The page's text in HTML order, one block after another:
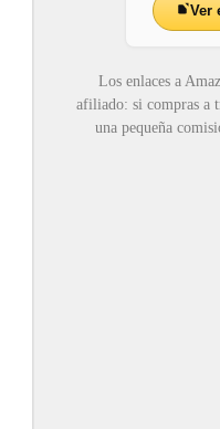
Ver
Los enlaces a
afiliado: si compras a
una pequeña